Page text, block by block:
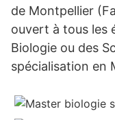
de Montpellier
ouvert à tous les
Biologie ou des
spécialisation en